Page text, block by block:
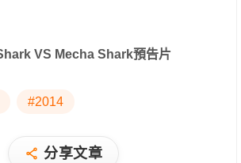
VS Mecha Shark預告片
#2014
分享文章